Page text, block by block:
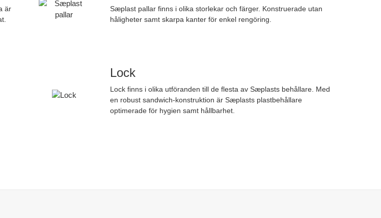
är
Sæplast pallar finns i olika storlekar och färger. Konstruerade utan
håligheter samt skarpa kanter för enkel rengöring.
Lock
Lock finns i olika utföranden till de flesta av Sæplasts behållare. Med
en robust sandwich-konstruktion är Sæplasts plastbehållare
optimerade för hygien samt hållbarhet.